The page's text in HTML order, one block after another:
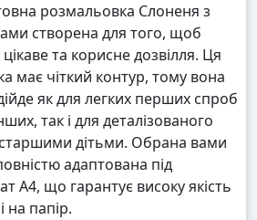
розмальовка Слоненя з
створена для того, щоб
та корисне дозвілля. Ця
має чіткий контур, тому вона
як для легких перших спроб
так і для деталізованого
дітьми. Обрана вами
адаптована під
А4, що гарантує високу якість
на папір.